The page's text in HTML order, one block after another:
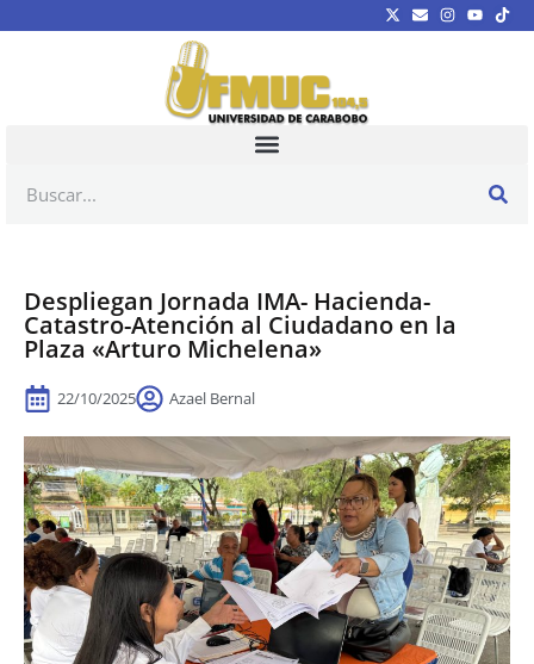
Despliegan Jornada IMA- Hacienda-
Catastro-Atención al Ciudadano en la
Plaza «Arturo Michelena»
22/10/2025 Azael Bernal